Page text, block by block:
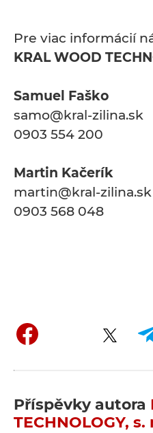
Pre viac informácií
KRAL WOOD
Samuel Faško
samo@kral-zilina.sk
0903 554 200
Martin Kačerík
martin@kral-zilina.sk
0903 568 048
Příspěvky autora
TECHNOLOGY, s.